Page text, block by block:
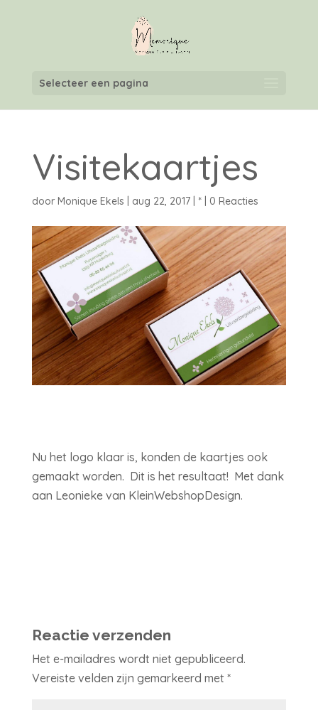
Selecteer een pagina
Visitekaartjes
door Monique Ekels aug 22, 2017| *| 0 Reacties
Nu het logo klaar is, konden de kaartjes ook
gemaakt worden. Dit is het resultaat! Met dank
aan Leonieke van KleinWebshopDesign.
Reactie verzenden
Het e-mailadres wordt niet gepubliceerd.
Vereiste velden zijn gemarkeerd met *